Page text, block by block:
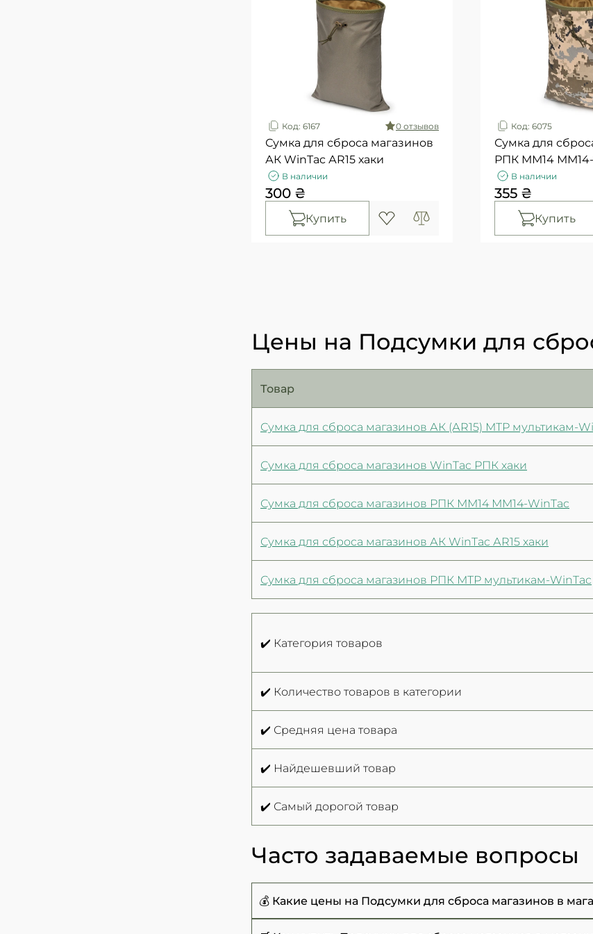
Код: 6167 0 отзывов
Сумка для сброса магазинов
АК WinTac АR15 хаки
В наличии
300 ₴
Купить
Код: 6075
Сумка для
РПК ММ14 ММ14-
В наличии
355 ₴
Купить
Цены на Подсумки для
Товар
Сумка для сброса магазинов АК (АR15) МТР мультикам-
Сумка для сброса магазинов WinTac РПК хаки
Сумка для сброса магазинов РПК ММ14 ММ14-WinTac
Сумка для сброса магазинов АК WinTac АR15 хаки
Сумка для сброса магазинов РПК МТР мультикам-WinTac
✔️ Категория товаров
✔️ Количество товаров в категории
✔️ Средняя цена товара
✔️ Найдешевший товар
✔️ Самый дорогой товар
Часто задаваемые вопросы
💰 Какие цены на Подсумки для сброса магазинов в